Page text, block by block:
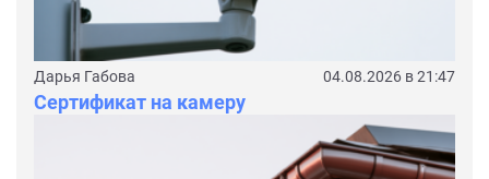
Дарья Габова 04.08.2026 в 21:47
Сертификат на камеру